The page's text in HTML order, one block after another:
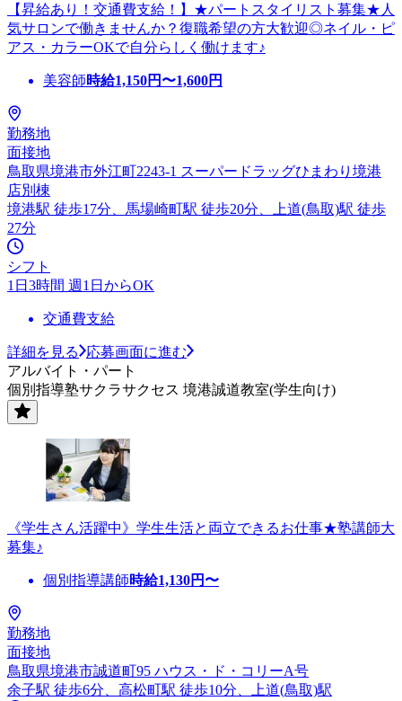
【昇給あり！交通費支給！】★パートスタイリスト募集★人
気サロンで働きませんか？復職希望の方大歓迎◎ネイル・ピ
アス・カラーOKで自分らしく働けます♪
美容師時給1,150円〜1,600円
勤務地
面接地
鳥取県境港市外江町2243-1 スーパードラッグひまわり境港
店別棟
境港駅 徒歩17分、馬場崎町駅 徒歩20分、上道(鳥取)駅 徒歩
27分
シフト
1日3時間 週1日からOK
交通費支給
詳細を見る
応募画面に進む
アルバイト・パート
個別指導塾サクラサクセス 境港誠道教室(学生向け)
《学生さん活躍中》学生生活と両立できるお仕事★塾講師大
募集♪
個別指導講師時給1,130円〜
勤務地
面接地
鳥取県境港市誠道町95 ハウス・ド・コリーA号
余子駅 徒歩6分、高松町駅 徒歩10分、上道(鳥取)駅